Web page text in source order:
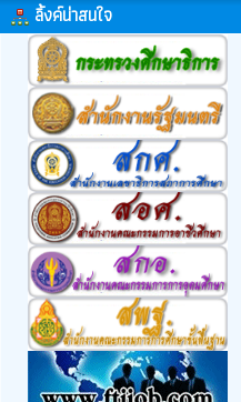
ลิ้งค์น่าสนใจ